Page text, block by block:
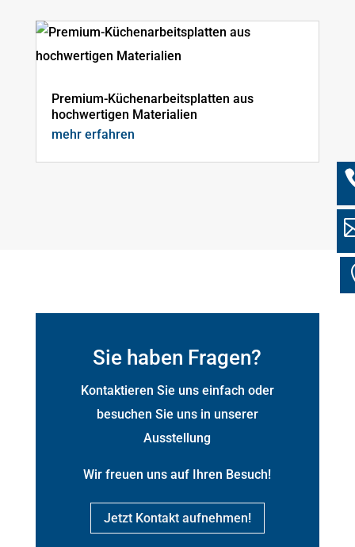
Premium-Küchenarbeitsplatten aus
hochwertigen Materialien
mehr erfahren
Sie haben Fragen?
Kontaktieren Sie uns einfach oder
besuchen Sie uns in unserer
Ausstellung
Wir freuen uns auf Ihren Besuch!
Jetzt Kontakt aufnehmen!